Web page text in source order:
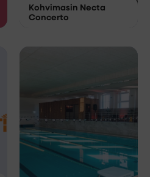
Kohvimasin Necta
Concerto